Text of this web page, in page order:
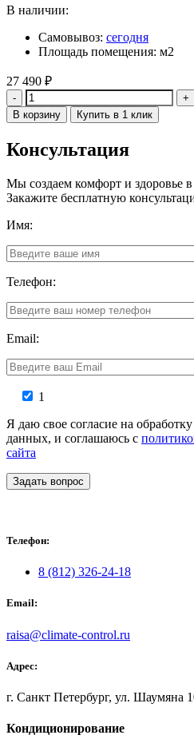
В наличии:
Самовывоз: сегодня
Площадь помещения: м2
27 490 ₽
Количество
В корзину Купить в 1 клик
Консультация
Мы создаем комфорт и здоровье
Закажите бесплатную
Имя:
Телефон:
Email:
1
Я даю свое согласие на
данных, и соглашаюсь с
сайта
Задать вопрос
Телефон:
8 (812) 326-24-18
Email:
raisa@climate-control.ru
Адрес:
г. Санкт Петербург, ул. Шаумяна
Кондиционирование